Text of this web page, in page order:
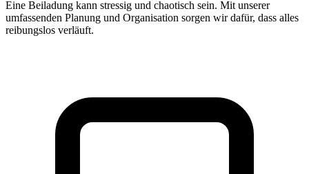
Eine Beiladung kann stressig und chaotisch sein. Mit unserer
umfassenden Planung und Organisation sorgen wir dafür, dass alles
reibungslos verläuft.